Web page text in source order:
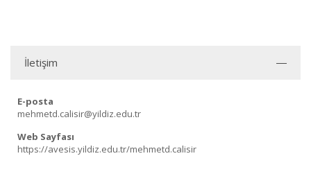
İletişim
E-posta
mehmetd.calisir@yildiz.edu.tr
Web Sayfası
https://avesis.yildiz.edu.tr/mehmetd.calisir